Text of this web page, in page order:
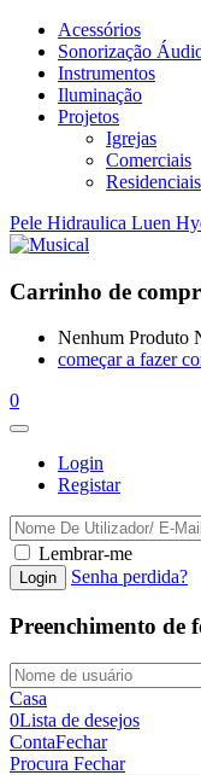
Acessórios
Sonorização
Instrumentos
Iluminação
Projetos
Igrejas
Comerciais
Residenciais
Pele Hidraulica Luen
Carrinho de
Nenhum Produto
começar a fazer
0
Login
Registar
Lembrar-me
Senha perdida?
Preenchimento de
Casa
0Lista de desejos
ContaFechar
Procura Fechar